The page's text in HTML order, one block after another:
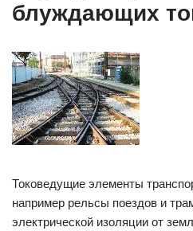
блуждающих
Токоведущие элементы
например рельсы поездов и
электрической изоляции от